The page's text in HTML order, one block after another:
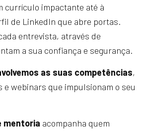
currículo impactante até à
de LinkedIn que abre portas.
entrevista, através de
a sua confiança e segurança.
as suas competências,
e webinars que impulsionam o seu
mentoria acompanha quem